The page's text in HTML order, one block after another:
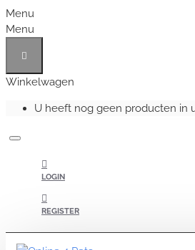
Menu
Menu
Winkelwagen
U heeft nog geen producten in
LOGIN
REGISTER